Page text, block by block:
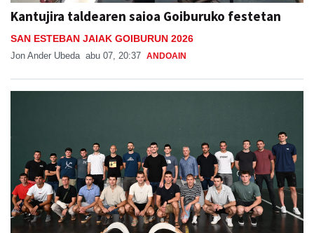
Kantujira taldearen saioa Goiburuko festetan
SAN ESTEBAN JAIAK GOIBURUN 2026
Jon Ander Ubeda abu 07, 20:37 ANDOAIN